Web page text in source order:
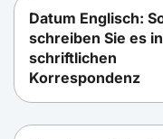
Datum Englisch:
schreiben Sie es
schriftlichen
Korrespondenz